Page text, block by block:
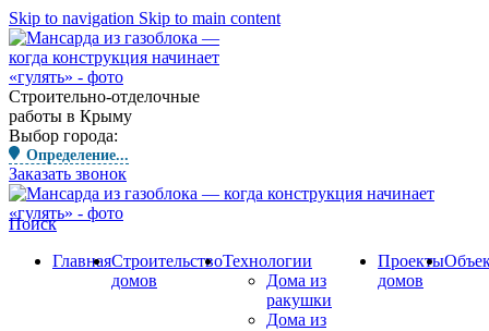
Skip to navigation Skip to main content
Строительно-отделочные
работы в Крыму
Выбор города:
Определение...
Заказать звонок
Поиск
ГлавнаяСтроительство
домов
Технологии
Дома из
ракушки
Дома из
Проекты
домов